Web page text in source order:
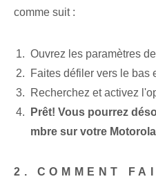
comme suit :
Ouvrez les paramètres
Faites défiler vers le bas
Recherchez et activez
Prêt! Vous pourrez
mbre sur votre
2. COMMENT